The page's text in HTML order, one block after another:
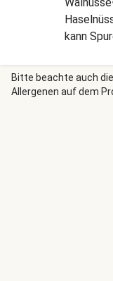
kann
Bitte beachte auch
Allergenen auf dem